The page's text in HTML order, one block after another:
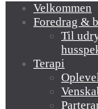
Velkommen
Foredrag &
Til
Terapi